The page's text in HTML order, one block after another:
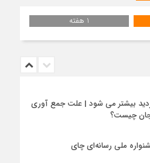
1 هفته
بیشتر می شود | علت جمع آوری
چیست؟
ملی رسانه‌ای چای